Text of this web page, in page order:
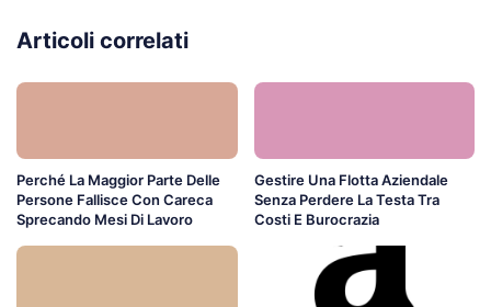
Articoli correlati
Perché La Maggior Parte Delle
Persone Fallisce Con Careca
Sprecando Mesi Di Lavoro
Gestire Una Flotta Aziendale
Senza Perdere La Testa Tra
Costi E Burocrazia